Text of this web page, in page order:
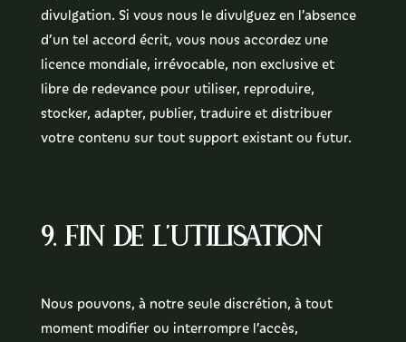
divulgation. Si vous nous le divulguez en l’absence
d’un tel accord écrit, vous nous accordez une
licence mondiale, irrévocable, non exclusive et
libre de redevance pour utiliser, reproduire,
stocker, adapter, publier, traduire et distribuer
votre contenu sur tout support existant ou futur.
9. Fin de l’utilisation
Nous pouvons, à notre seule discrétion, à tout
moment modifier ou interrompre l’accès,